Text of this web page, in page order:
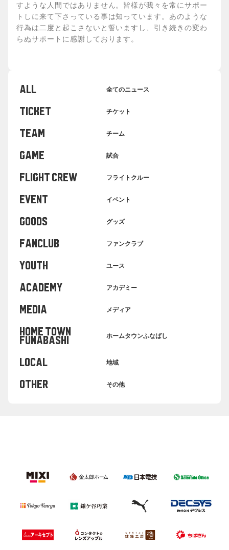
すような人間ではありません。皆様が我々を常にサポー
トしに来て下さっている事は知っています。あのような
行為は二度と起こさないと誓いますし、引き続きの変わ
らぬサポートに感謝しております。
ALL 全てのニュース
TICKET チケット
TEAM チーム
GAME 試合
FLIGHT CREW フライトクルー
EVENT イベント
GOODS グッズ
FANCLUB ファンクラブ
YOUTH ユース
ACADEMY アカデミー
MEDIA メディア
HOME TOWN
FUNABASHI ホームタウンふなばし
LOCAL 地域
OTHER その他